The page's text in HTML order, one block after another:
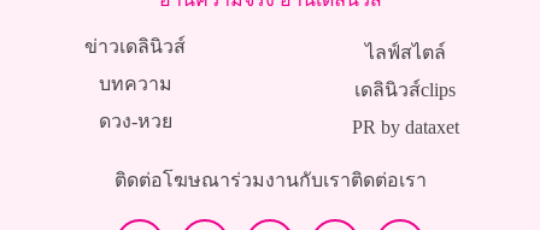
ข่าวเดลินิวส์
บทความ
ดวง-หวย
ไลฟ์สไตล์
เดลินิวส์clips
PR by dataxet
ติดต่อโฆษณาร่วมงานกับเราติดต่อเรา